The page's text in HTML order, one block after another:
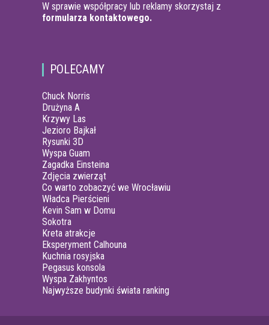
W sprawie współpracy lub reklamy skorzystaj z
formularza kontaktowego.
POLECAMY
Chuck Norris
Drużyna A
Krzywy Las
Jezioro Bajkał
Rysunki 3D
Wyspa Guam
Zagadka Einsteina
Zdjęcia zwierząt
Co warto zobaczyć we Wrocławiu
Władca Pierścieni
Kevin Sam w Domu
Sokotra
Kreta atrakcje
Eksperyment Calhouna
Kuchnia rosyjska
Pegasus konsola
Wyspa Zakhyntos
Najwyższe budynki świata ranking